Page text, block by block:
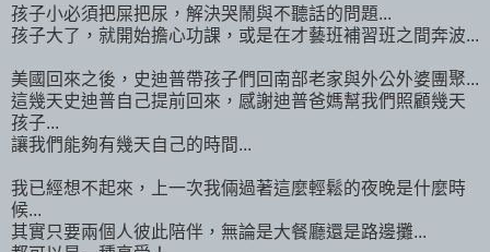
孩子小必須把屎把尿，解決哭鬧與不聽話的問題...
孩子大了，就開始擔心功課，或是在才藝班補習班之間奔波...
美國回來之後，史迪普帶孩子們回南部老家與外公外婆團聚...
這幾天史迪普自己提前回來，感謝迪普爸媽幫我們照顧幾天
孩子...
讓我們能夠有幾天自己的時間...
我已經想不起來，上一次我倆過著這麼輕鬆的夜晚是什麼時
候...
其實只要兩個人彼此陪伴，無論是大餐廳還是路邊攤...